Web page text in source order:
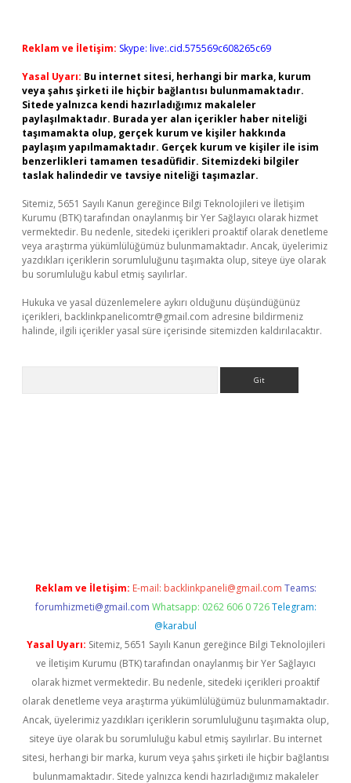
Reklam ve İletişim: Skype: live:.cid.575569c608265c69
Yasal Uyarı: Bu internet sitesi, herhangi bir marka, kurum
veya şahıs şirketi ile hiçbir bağlantısı bulunmamaktadır.
Sitede yalnızca kendi hazırladığımız makaleler
paylaşılmaktadır. Burada yer alan içerikler haber niteliği
taşımamakta olup, gerçek kurum ve kişiler hakkında
paylaşım yapılmamaktadır. Gerçek kurum ve kişiler ile isim
benzerlikleri tamamen tesadüfidir. Sitemizdeki bilgiler
taslak halindedir ve tavsiye niteliği taşımazlar.
Sitemiz, 5651 Sayılı Kanun gereğince Bilgi Teknolojileri ve İletişim
Kurumu (BTK) tarafından onaylanmış bir Yer Sağlayıcı olarak hizmet
vermektedir. Bu nedenle, sitedeki içerikleri proaktif olarak denetleme
veya araştırma yükümlülüğümüz bulunmamaktadır. Ancak, üyelerimiz
yazdıkları içeriklerin sorumluluğunu taşımakta olup, siteye üye olarak
bu sorumluluğu kabul etmiş sayılırlar.
Hukuka ve yasal düzenlemelere aykırı olduğunu düşündüğünüz
içerikleri, backlinkpanelicomtr@gmail.com adresine bildirmeniz
halinde, ilgili içerikler yasal süre içerisinde sitemizden kaldırılacaktır.
Reklam ve İletişim: E-mail: backlinkpaneli@gmail.com Teams:
forumhizmeti@gmail.com Whatsapp: 0262 606 0 726 Telegram:
@karabul
Yasal Uyarı: Sitemiz, 5651 Sayılı Kanun gereğince Bilgi Teknolojileri
ve İletişim Kurumu (BTK) tarafından onaylanmış bir Yer Sağlayıcı
olarak hizmet vermektedir. Bu nedenle, sitedeki içerikleri proaktif
olarak denetleme veya araştırma yükümlülüğümüz bulunmamaktadır.
Ancak, üyelerimiz yazdıkları içeriklerin sorumluluğunu taşımakta olup,
siteye üye olarak bu sorumluluğu kabul etmiş sayılırlar. Bu internet
sitesi, herhangi bir marka, kurum veya şahıs şirketi ile hiçbir bağlantısı
bulunmamaktadır. Sitede yalnızca kendi hazırladığımız makaleler